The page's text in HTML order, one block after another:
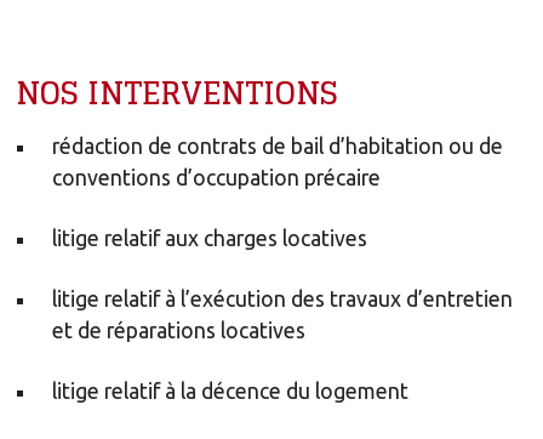
NOS INTERVENTIONS
rédaction de contrats de bail d’habitation ou de
conventions d’occupation précaire
litige relatif aux charges locatives
litige relatif à l’exécution des travaux d’entretien
et de réparations locatives
litige relatif à la décence du logement